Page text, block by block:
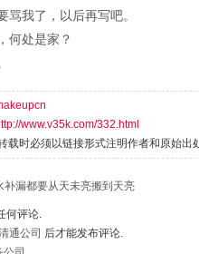
骂我了，以后再写吧。
何处是家？
www.v35k.com/332.html
载时必须以链接形式注明作者和原始出
补漏都要从天未亮搬到天亮
何评论.
通公司 后才能发布评论.